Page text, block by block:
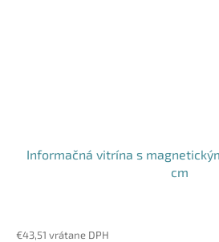
Informačná vitrína s
cm
€43,51 vrátane DPH